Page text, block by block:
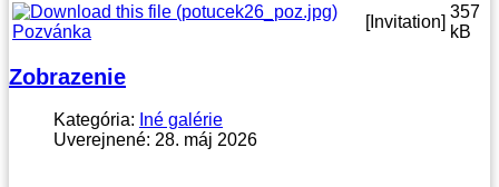
Pozvánka
[Invitation]
357
kB
Zobrazenie
Kategória: Iné galérie
Uverejnené: 28. máj 2026